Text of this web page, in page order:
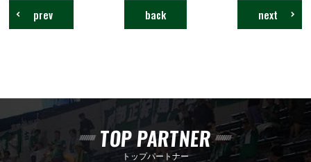
next
back
prev
TOP PARTNER
トップパートナー